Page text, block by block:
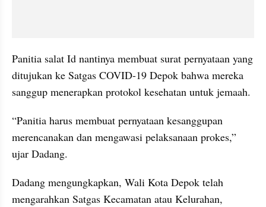
Panitia salat Id nantinya membuat surat pernyataan yang
ditujukan ke Satgas COVID-19 Depok bahwa mereka
sanggup menerapkan protokol kesehatan untuk jemaah.
“Panitia harus membuat pernyataan kesanggupan
merencanakan dan mengawasi pelaksanaan prokes,”
ujar Dadang.
Dadang mengungkapkan, Wali Kota Depok telah
mengarahkan Satgas Kecamatan atau Kelurahan,